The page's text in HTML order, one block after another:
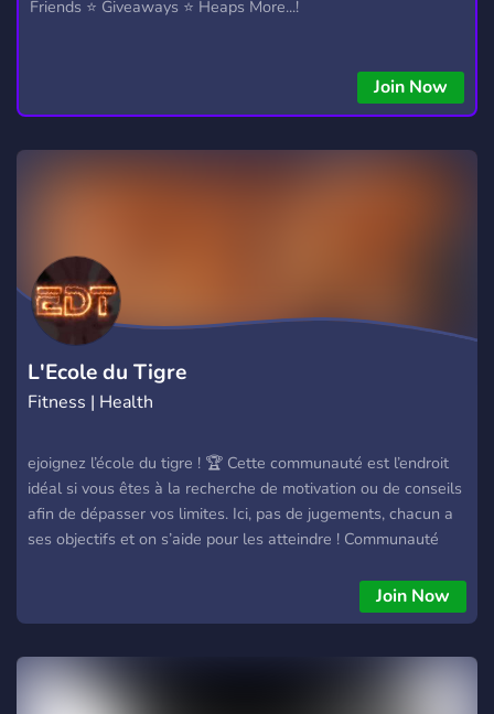
Friends ⭐ Giveaways ⭐ Heaps More...!
Join Now
L'Ecole du Tigre
Fitness | Health
ejoignez l’école du tigre ! 🏆 Cette communauté est l’endroit
idéal si vous êtes à la recherche de motivation ou de conseils
afin de dépasser vos limites. Ici, pas de jugements, chacun a
ses objectifs et on s’aide pour les atteindre ! Communauté
concernant le sport ou la nutrition comme la musculation, le
gain musculaire ou la perte de poids. Bien sûr, on parle aussi
Join Now